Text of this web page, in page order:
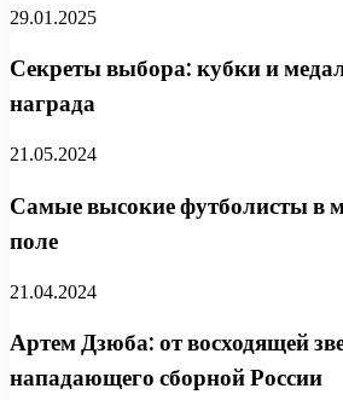
29.01.2025
Секреты выбора: кубки и
награда
21.05.2024
Самые высокие футболисты в
поле
21.04.2024
Артем Дзюба: от восходящей
нападающего сборной России